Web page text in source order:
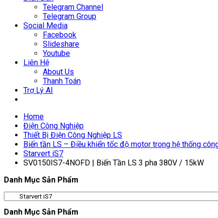
Telegram Channel
Telegram Group
Social Media
Facebook
Slideshare
Youtube
Liên Hệ
About Us
Thanh Toán
Trợ Lý AI
Home
Điện Công Nghiệp
Thiết Bị Điện Công Nghiệp LS
Biến tần LS – Điều khiển tốc độ motor trong hệ thống
Starvert iS7
SV0150IS7-4NOFD | Biến Tần LS 3 pha 380V / 15kW
Danh Mục Sản Phẩm
Danh Mục Sản Phẩm